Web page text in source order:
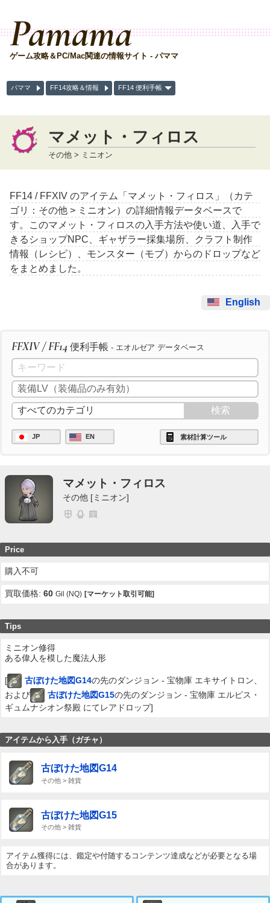
Pamama
ゲーム攻略＆PC/Mac関連の情報サイト - パママ
パママ FF14攻略＆情報 FF14 便利手帳
マメット・フィロス
その他 > ミニオン
FF14 / FFXIV のアイテム「マメット・フィロス」（カテ
ゴリ：その他 > ミニオン）の詳細情報データベースで
す。このマメット・フィロスの入手方法や使い道、入手で
きるショップNPC、ギャザラー採集場所、クラフト制作
情報（レシピ）、モンスター（モブ）からのドロップなど
をまとめました。
English
FFXIV / FF14 便利手帳 - エオルゼア データベース
JP EN 素材計算ツール
マメット・フィロス
その他 [ミニオン]
Price
購入不可
買取価格:60 Gil (NQ) [マーケット取引可能]
Tips
ミニオン修得
ある偉人を模した魔法人形
[ 古ぼけた地図G14の先のダンジョン - 宝物庫 エキサイトロン、
および
古ぼけた地図G15の先のダンジョン - 宝物庫 エルピス・
ギュムナシオン祭殿 にてレアドロップ]
アイテムから入手（ガチャ）
古ぼけた地図G14
その他 > 雑貨
古ぼけた地図G15
その他 > 雑貨
アイテム獲得には、鑑定や付随するコンテンツ達成などが必要となる場
合があります。